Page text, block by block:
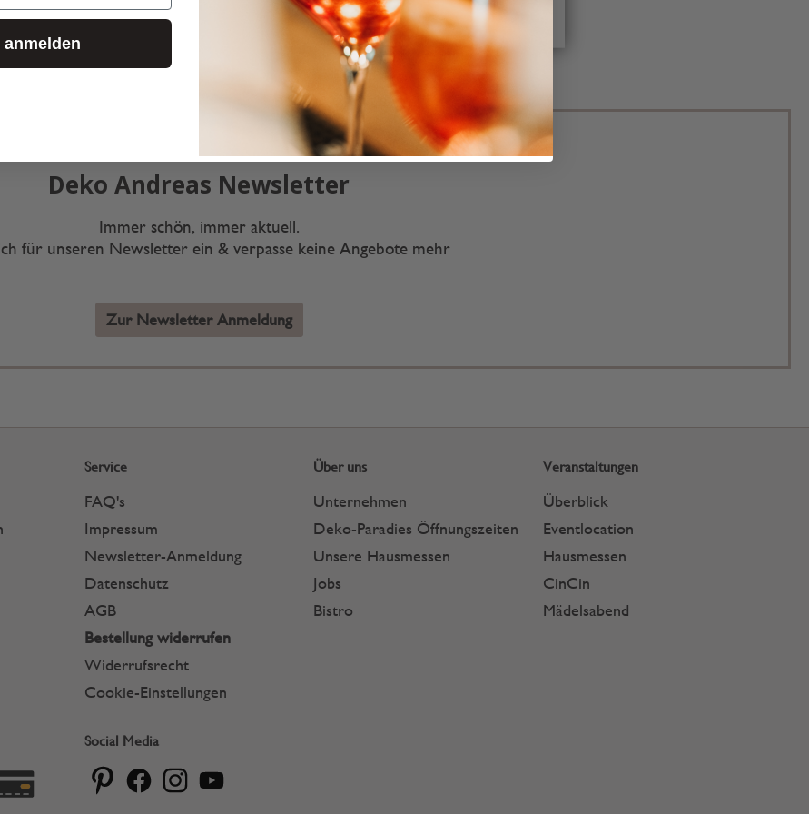
Deko Andreas Newsletter
Immer schön, immer aktuell.
für unseren Newsletter ein & verpasse keine Angebote mehr
Zur Newsletter Anmeldung
Service
FAQ's
Impressum
Newsletter-Anmeldung
Datenschutz
AGB
Bestellung widerrufen
Widerrufsrecht
Cookie-Einstellungen
Über uns
Unternehmen
Deko-Paradies Öffnungszeiten
Unsere Hausmessen
Jobs
Bistro
Veranstaltungen
Überblick
Eventlocation
Hausmessen
CinCin
Mädelsabend
Social Media
anmelden